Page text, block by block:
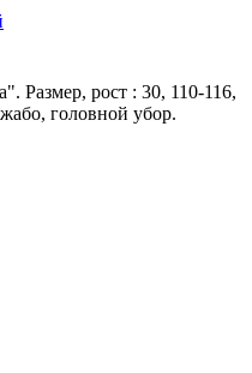
Размер, рост : 30, 110-116,
головной убор.